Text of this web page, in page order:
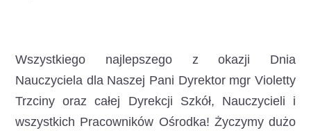
Wszystkiego najlepszego z okazji Dnia
Nauczyciela dla Naszej Pani Dyrektor mgr Violetty
Trzciny oraz całej Dyrekcji Szkół, Nauczycieli i
wszystkich Pracowników Ośrodka! Życzymy dużo